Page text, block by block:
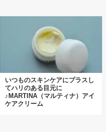
いつものスキンケアにプラスし
てハリのある目元に
♪MARTINA（マルティナ）アイ
ケアクリーム